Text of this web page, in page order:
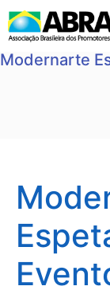
Modernarte